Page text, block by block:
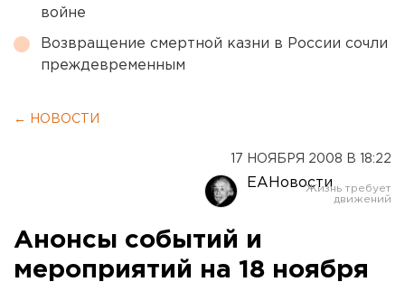
войне
Возвращение смертной казни в России сочли
преждевременным
← НОВОСТИ
17 НОЯБРЯ 2008 В 18:22
ЕАНовости
Анонсы событий и
мероприятий на 18 ноября